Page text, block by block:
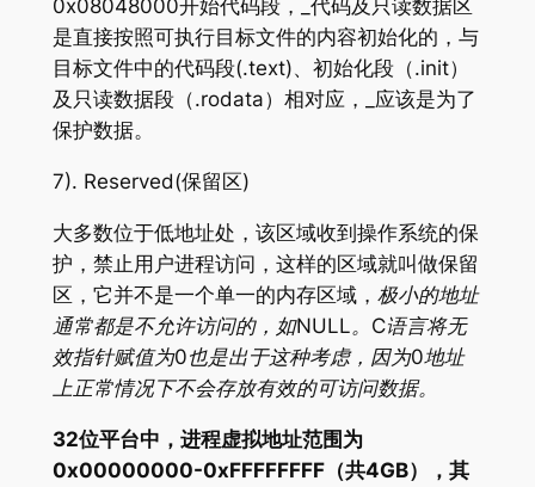
0x08048000开始代码段，_代码及只读数据区
是直接按照可执行目标文件的内容初始化的，与
目标文件中的代码段(.text)、初始化段（.init）
及只读数据段（.rodata）相对应，_应该是为了
保护数据。
7). Reserved(保留区)
大多数位于低地址处，该区域收到操作系统的保
护，禁止用户进程访问，这样的区域就叫做保留
区，它并不是一个单一的内存区域， 极小的地址
通常都是不允许访问的，如NULL。C语言将无
效指针赋值为0也是出于这种考虑，因为0地址
上正常情况下不会存放有效的可访问数据。
32位平台中，进程虚拟地址范围为
0x00000000-0xFFFFFFFF（共4GB），其